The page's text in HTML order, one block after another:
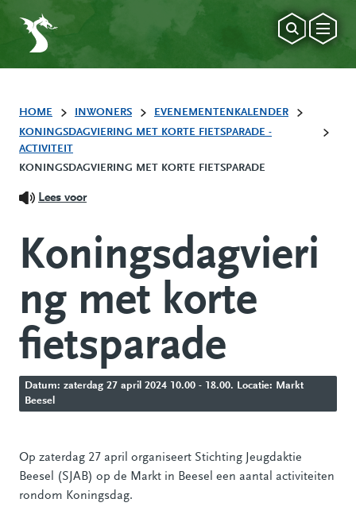
HOME INWONERS
EVENEMENTENKALENDER
KONINGSDAGVIERING MET KORTE FIETSPARADE -
ACTIVITEIT
KONINGSDAGVIERING MET KORTE FIETSPARADE
Lees voor
Koningsdagvieri
ng met korte
fietsparade
Datum: zaterdag 27 april 2024 10.00 - 18.00. Locatie: Markt
Beesel
Op zaterdag 27 april organiseert Stichting Jeugdaktie
Beesel (SJAB) op de Markt in Beesel een aantal activiteiten
rondom Koningsdag.